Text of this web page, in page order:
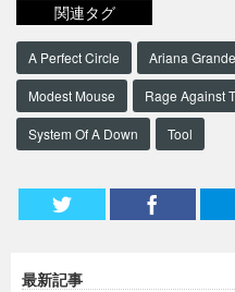
関連タグ
A Perfect Circle Ariana Grande
Modest Mouse Rage Against
System Of A Down Tool
最新記事